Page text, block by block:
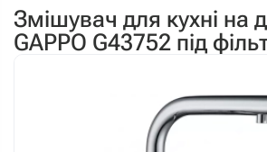
Змішувач для кухні на
GAPPO G43752 під